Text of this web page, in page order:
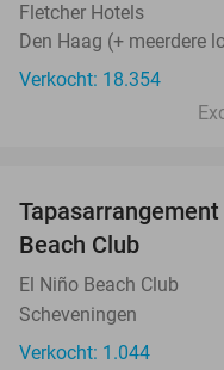
Fletcher Hotels
Den Haag (+ meerdere
Verkocht: 18.354
Beach Club
El Niño Beach Club
Scheveningen
Verkocht: 1.044